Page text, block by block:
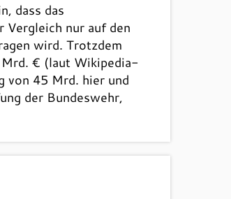
dass das
Vergleich nur auf den
wird. Trotzdem
€ (laut Wikipedia-
von 45 Mrd. hier und
der Bundeswehr,